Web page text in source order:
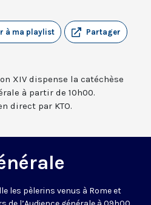
Partager
à ma playlist
XIV dispense la catéchèse
à partir de 10h00.
direct par KTO.
les pèlerins venus à Rome et